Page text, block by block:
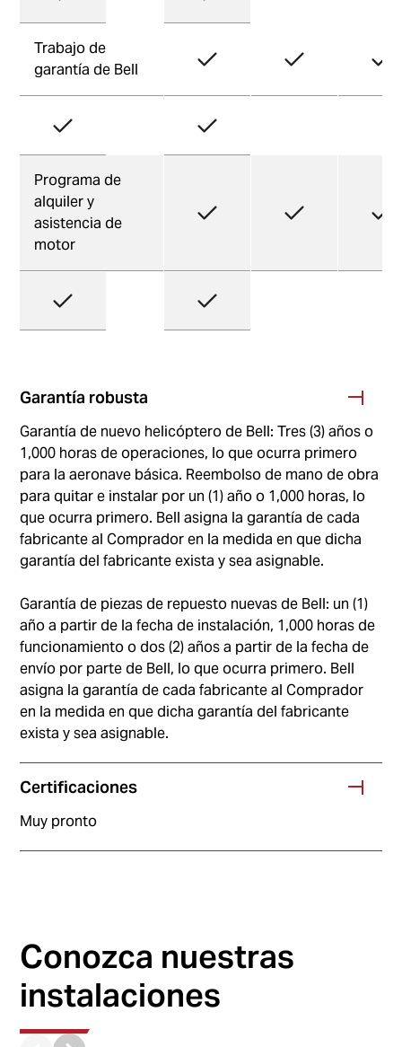
Trabajo de
garantía de Bell
Programa de
alquiler y
asistencia de
motor
Garantía robusta
Garantía de nuevo helicóptero de Bell: Tres (3) años o
1,000 horas de operaciones, lo que ocurra primero
para la aeronave básica. Reembolso de mano de obra
para quitar e instalar por un (1) año o 1,000 horas, lo
que ocurra primero. Bell asigna la garantía de cada
fabricante al Comprador en la medida en que dicha
garantía del fabricante exista y sea asignable.
Garantía de piezas de repuesto nuevas de Bell: un (1)
año a partir de la fecha de instalación, 1,000 horas de
funcionamiento o dos (2) años a partir de la fecha de
envío por parte de Bell, lo que ocurra primero. Bell
asigna la garantía de cada fabricante al Comprador
en la medida en que dicha garantía del fabricante
exista y sea asignable.
Certificaciones
Muy pronto
Conozca nuestras
instalaciones